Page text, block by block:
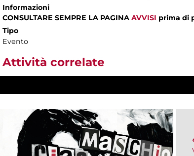
Informazioni
CONSULTARE SEMPRE LA PAGINA AVVISI prima di
Tipo
Evento
Attività correlate